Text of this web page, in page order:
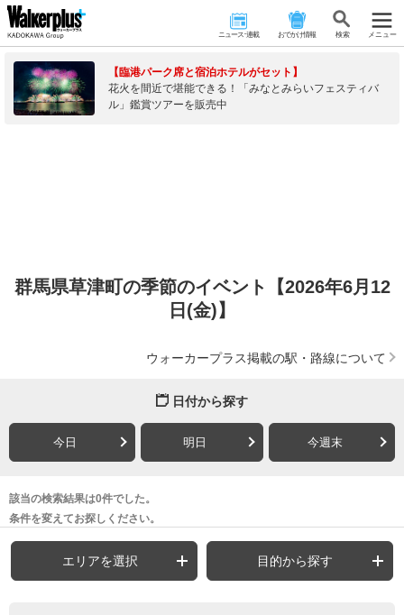
ニュース･連載 おでかけ情報 検 索 メニュー
【臨港パーク席と宿泊ホテルがセット】
花火を間近で堪能できる！「みなとみらいフェスティバ
ル」鑑賞ツアーを販売中
群馬県草津町の季節のイベント【2026年6月12
日(金)】
ウォーカープラス掲載の駅・路線について
日付から探す
今日 明日 今週末
該当の検索結果は0件でした。
条件を変えてお探しください。
エリアを選択 目的から探す